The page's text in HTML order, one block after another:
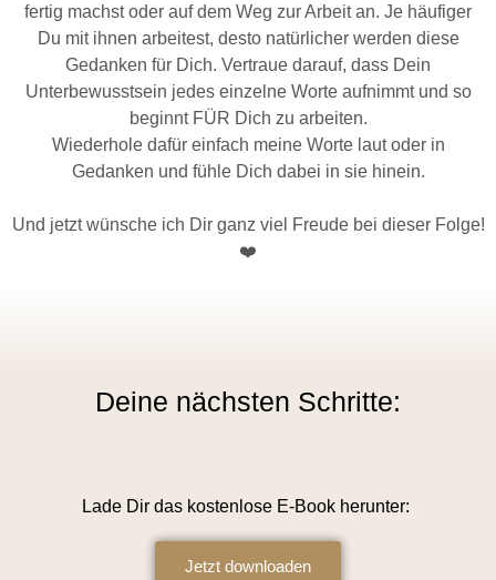
fertig machst oder auf dem Weg zur Arbeit an. Je häufiger
Du mit ihnen arbeitest, desto natürlicher werden diese
Gedanken für Dich. Vertraue darauf, dass Dein
Unterbewusstsein jedes einzelne Worte aufnimmt und so
beginnt FÜR Dich zu arbeiten.
Wiederhole dafür einfach meine Worte laut oder in
Gedanken und fühle Dich dabei in sie hinein.
Und jetzt wünsche ich Dir ganz viel Freude bei dieser Folge!
❤️
Deine nächsten Schritte:
Lade Dir das kostenlose E-Book herunter:
Jetzt downloaden